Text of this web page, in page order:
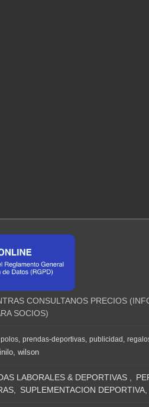
CONSULTANOS PRECIOS (
SOCIOS)
polos prendas-deportivas publicidad
wilson
LABORALES & DEPORTIVAS
SUPLEMENTACION DEPORTIVA